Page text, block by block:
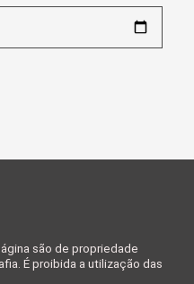
são de propriedade
É proibida a utilização das